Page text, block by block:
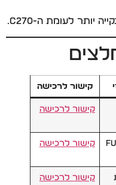
קישור לרכישה
קישור לרכישה
קישור לרכישה
קישור לרכישה